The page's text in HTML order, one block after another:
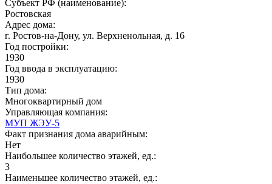
Субъект РФ (наименование):
Ростовская
Адрес дома:
г. Ростов-на-Дону, ул. Верхненольная, д. 16
Год постройки:
1930
Год ввода в эксплуатацию:
1930
Тип дома:
Многоквартирный дом
Управляющая компания:
МУП ЖЭУ-5
Факт признания дома аварийным:
Нет
Наибольшее количество этажей, ед.:
3
Наименьшее количество этажей, ед.: